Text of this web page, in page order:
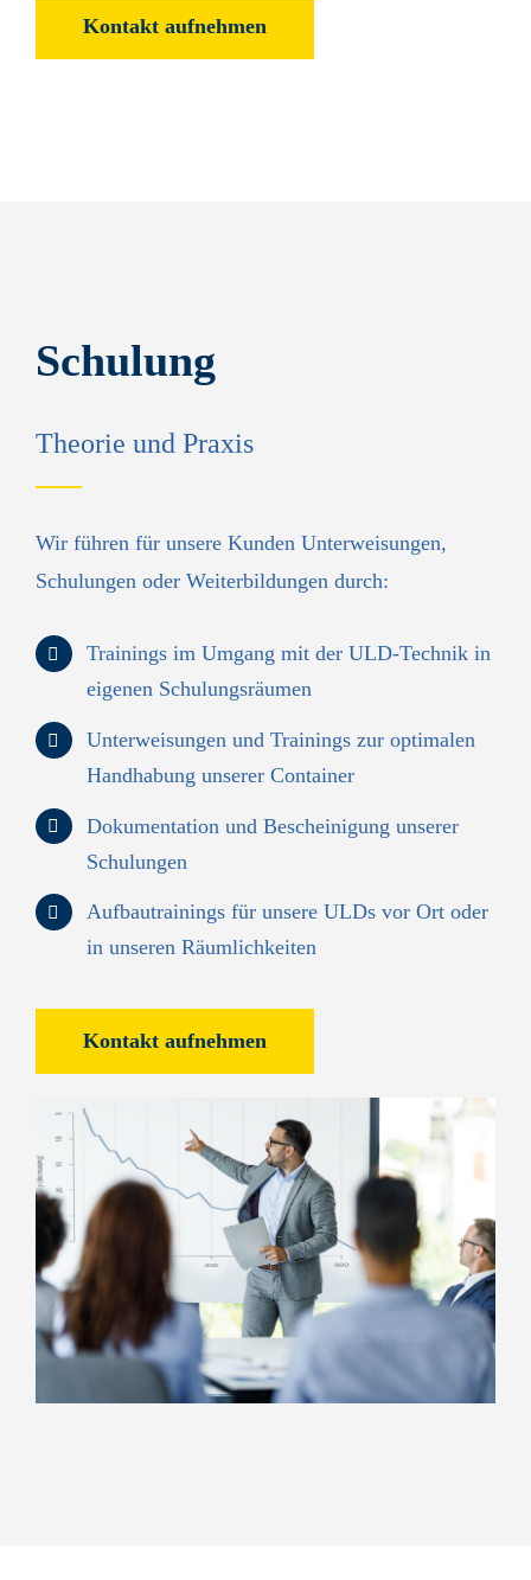
Kontakt aufnehmen
Schulung
Theorie und Praxis
Wir führen für unsere Kunden Unterweisungen,
Schulungen oder Weiterbildungen durch:
Trainings im Umgang mit der ULD-Technik in
eigenen Schulungsräumen
Unterweisungen und Trainings zur optimalen
Handhabung unserer Container
Dokumentation und Bescheinigung unserer
Schulungen
Aufbautrainings für unsere ULDs vor Ort oder
in unseren Räumlichkeiten
Kontakt aufnehmen